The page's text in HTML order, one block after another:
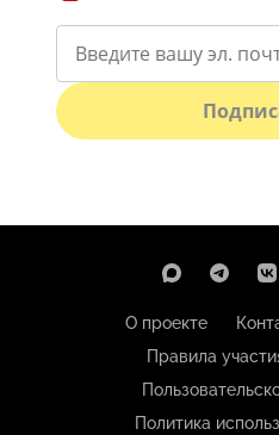
О проекте
Правила
Политика